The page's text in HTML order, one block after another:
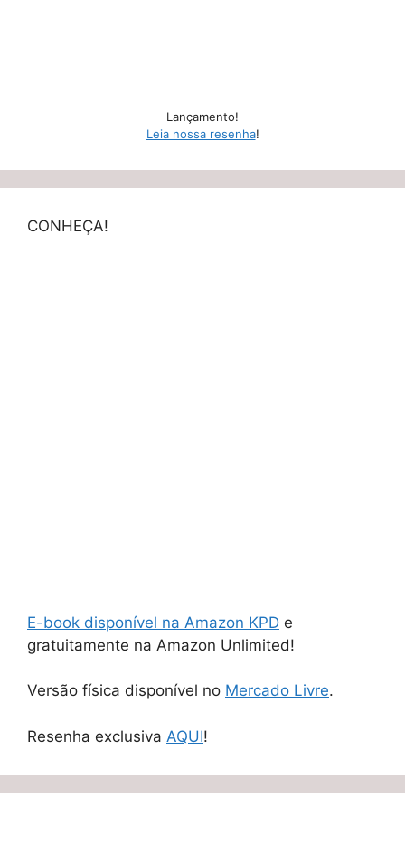
Lançamento!
Leia nossa resenha!
CONHEÇA!
E-book disponível na Amazon KPD e
gratuitamente na Amazon Unlimited!
Versão física disponível no Mercado Livre.
Resenha exclusiva AQUI!